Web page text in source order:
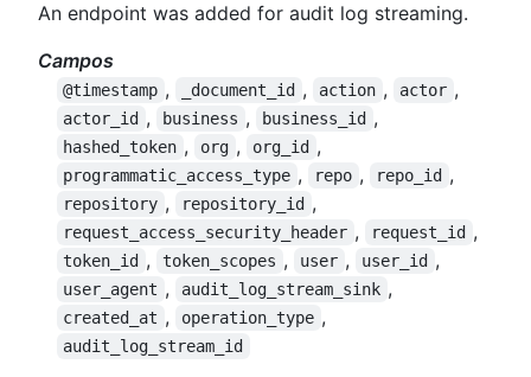
An endpoint was added for audit log streaming.
Campos
@timestamp , _document_id , action , actor ,
actor_id , business , business_id ,
hashed_token , org , org_id ,
programmatic_access_type , repo , repo_id ,
repository , repository_id ,
request_access_security_header , request_id ,
token_id , token_scopes , user , user_id ,
user_agent , audit_log_stream_sink ,
created_at , operation_type ,
audit_log_stream_id